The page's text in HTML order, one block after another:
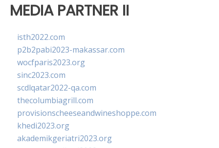
MEDIA PARTNER II
isth2022.com
p2b2pabi2023-makassar.com
wocfparis2023.org
sinc2023.com
scdlqatar2022-qa.com
thecolumbiagrill.com
provisionscheeseandwineshoppe.com
khedi2023.org
akademikgeriatri2023.org